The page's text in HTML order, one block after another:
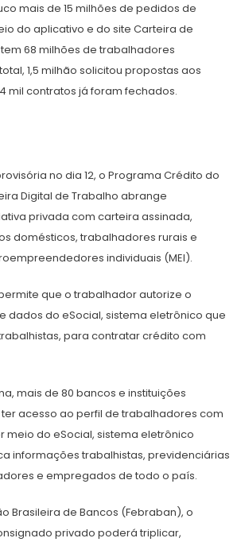
mais de 15 milhões de pedidos de
do aplicativo e do site Carteira de
68 milhões de trabalhadores
1,5 milhão solicitou propostas aos
mil contratos já foram fechados.
no dia 12, o Programa Crédito do
Digital de Trabalho abrange
privada com carteira assinada,
domésticos, trabalhadores rurais e
individuais (MEI).
que o trabalhador autorize o
dados do eSocial, sistema eletrônico que
para contratar crédito com
mais de 80 bancos e instituições
acesso ao perfil de trabalhadores com
meio do eSocial, sistema eletrônico
informações trabalhistas, previdenciárias
e empregados de todo o país.
Brasileira de Bancos (Febraban), o
privado poderá triplicar,